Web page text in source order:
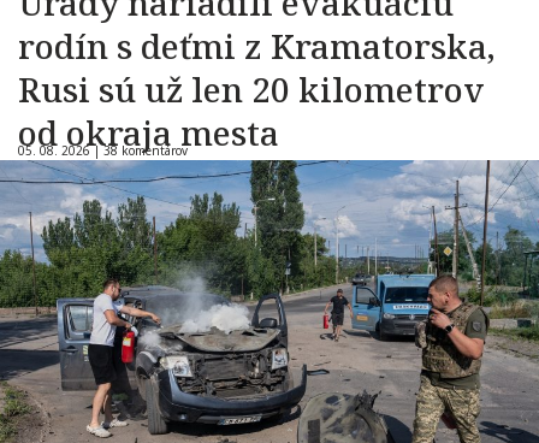
rodín s deťmi z Kramatorska,
Rusi sú už len 20 kilometrov
od okraja mesta
05. 08. 2026 |38 komentárov